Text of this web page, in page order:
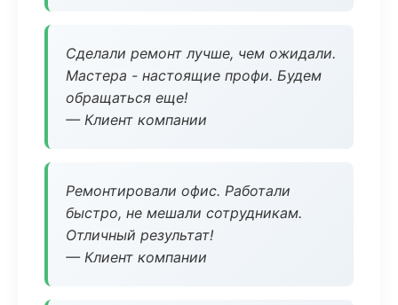
Сделали ремонт лучше, чем ожидали.
Мастера - настоящие профи. Будем
обращаться еще!
— Клиент компании
Ремонтировали офис. Работали
быстро, не мешали сотрудникам.
Отличный результат!
— Клиент компании